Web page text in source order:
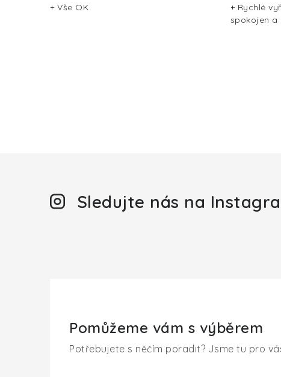
+ Vše OK
+ Rychlé
spokojen a
Sledujte nás na
Pomůžeme vám s výběrem
Potřebujete s něčím poradit? Jsme tu pro